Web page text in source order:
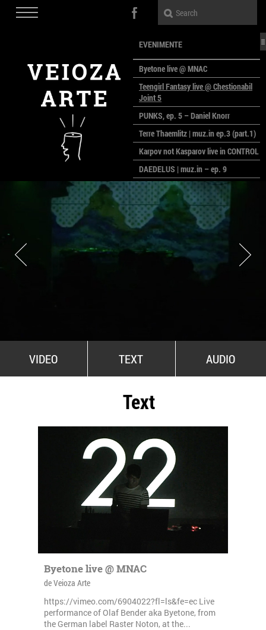
EVENIMENTE
Byetone live @ MNAC
Teengirl Fantasy live @ Chestionabil
Joint 5
PUNKS, ep. 5 – Daniel Knorr
Terre Thaemlitz | muz.in ep.3 (part.1)
Karpov not Kasparov live in CONTROL
DAEDELUS | muz.in – ep. 9
LALELE, LALELE – prima premieră a
anului la MACAZ
CinePOLSKA – filme poloneze la
București
PEOPLE OF ROMANIA se lansează la
galeria Simeza
All Stars For Outernational
VIDEO TEXT AUDIO
Text
Byetone live @ MNAC
de Veioza Arte
https://vimeo.com/6904022?fl=ls&fe=ec Live
performance of Olaf Bender aka Byetone, from
the German label Raster Noton, at the...